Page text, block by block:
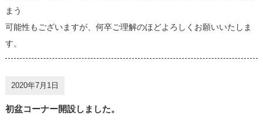
まう
可能性もございますが、何卒ご理解のほどよろしくお願いいたしま
す。
2020年7月1日
初盆コーナー開設しました。